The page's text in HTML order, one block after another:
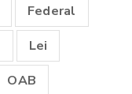
Federal
Lei
OAB